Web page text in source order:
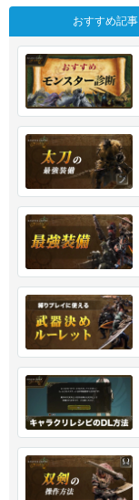
おすすめ記事